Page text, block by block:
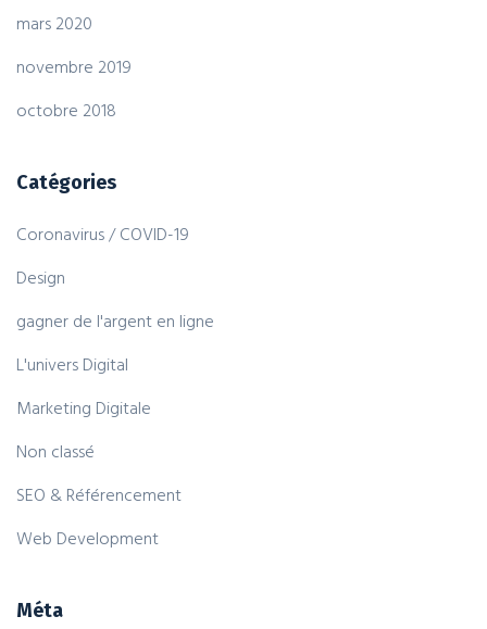
mars 2020
novembre 2019
octobre 2018
Catégories
Coronavirus / COVID-19
Design
gagner de l'argent en ligne
L'univers Digital
Marketing Digitale
Non classé
SEO & Référencement
Web Development
Méta